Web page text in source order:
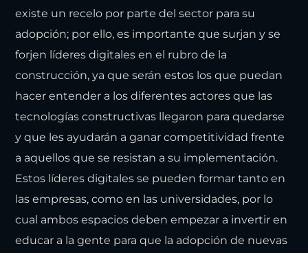
existe un recelo por parte del sector para su
adopción; por ello, es importante que surjan y se
forjen líderes digitales en el rubro de la
construcción, ya que serán estos los que puedan
hacer entender a los diferentes actores que las
tecnologías constructivas llegaron para quedarse
y que les ayudarán a ganar competitividad frente
a aquellos que se resistan a su implementación.
Estos líderes digitales se pueden formar tanto en
las empresas, como en las universidades, por lo
cual ambos espacios deben empezar a invertir en
educar a la gente para que la adopción de nuevas